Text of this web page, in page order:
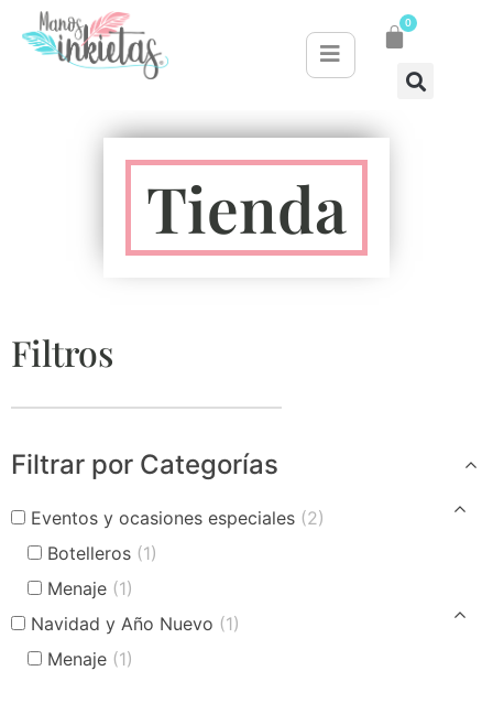
0
Tienda
Filtros
Filtrar por Categorías
Eventos y ocasiones especiales (2)
Botelleros (1)
Menaje (1)
Navidad y Año Nuevo (1)
Menaje (1)